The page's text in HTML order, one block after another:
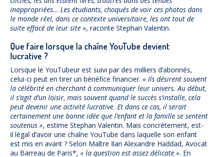
inappropriées… Les étudiants, choqués de voir ces photos dans
le monde réel, dans ce contexte universitaire, les ont tout de
suite effacé de leur site », raconte Stephan Valentin.
Que faire lorsque la chaîne YouTube devient
lucrative ?
Lorsque le YouTubeur est suivi par des milliers d’abonnés,
celui-ci peut en tirer un bénéfice financier. « Ils désirent souvent
la célébrité en cherchant à communiquer leur univers. Au début,
il s’agit d’un loisir, mais souvent quand le succès s’installe, cela
peut devenir une activité lucrative. Et dans ce cas, il serait
certainement une bonne idée que l’enfant et la famille se sentent
soutenus », estime Stephan Valentin. Mais concrètement, est-
il légal d’avoir une chaîne YouTube dans laquelle son enfant
est mis en avant ? Selon Maître Ilan Alexandre Haddad, Avocat
au Barreau de Paris*, « la question est assez délicate ». En